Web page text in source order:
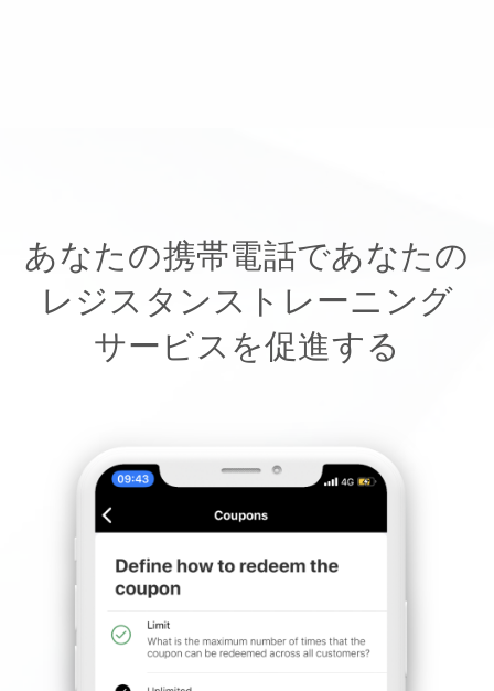
あなたの携帯電話であなたの
レジスタンストレーニング
サービスを促進する